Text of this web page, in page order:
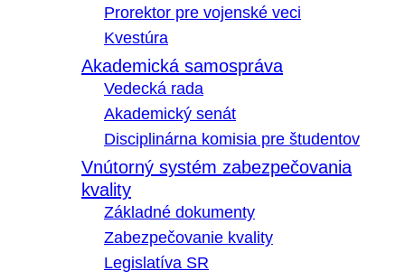
Prorektor pre vojenské veci
Kvestúra
Akademická samospráva
Vedecká rada
Akademický senát
Disciplinárna komisia pre študentov
Vnútorný systém zabezpečovania
kvality
Základné dokumenty
Zabezpečovanie kvality
Legislatíva SR